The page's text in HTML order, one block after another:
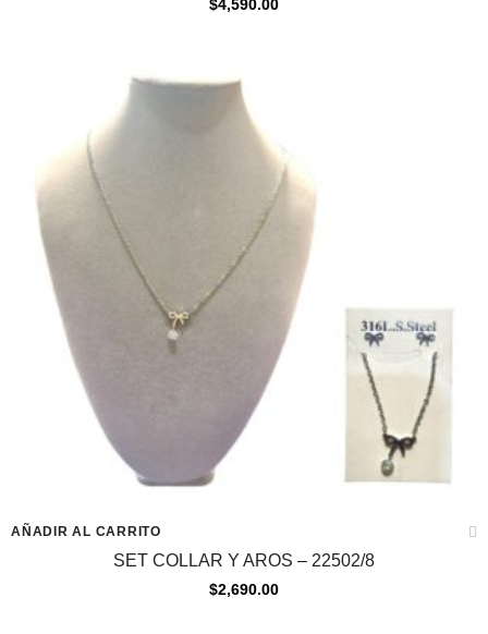
$4,590.00
AÑADIR AL CARRITO
SET COLLAR Y AROS – 22502/8
$2,690.00